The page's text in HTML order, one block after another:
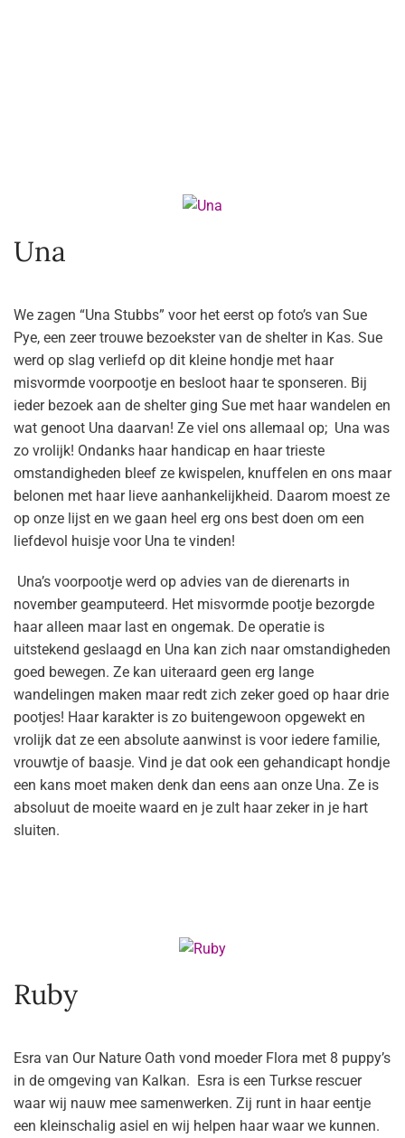
Una
We zagen “Una Stubbs” voor het eerst op foto’s van Sue
Pye, een zeer trouwe bezoekster van de shelter in Kas. Sue
werd op slag verliefd op dit kleine hondje met haar
misvormde voorpootje en besloot haar te sponseren. Bij
ieder bezoek aan de shelter ging Sue met haar wandelen en
wat genoot Una daarvan! Ze viel ons allemaal op; Una was
zo vrolijk! Ondanks haar handicap en haar trieste
omstandigheden bleef ze kwispelen, knuffelen en ons maar
belonen met haar lieve aanhankelijkheid. Daarom moest ze
op onze lijst en we gaan heel erg ons best doen om een
liefdevol huisje voor Una te vinden!
Una’s voorpootje werd op advies van de dierenarts in
november geamputeerd. Het misvormde pootje bezorgde
haar alleen maar last en ongemak. De operatie is
uitstekend geslaagd en Una kan zich naar omstandigheden
goed bewegen. Ze kan uiteraard geen erg lange
wandelingen maken maar redt zich zeker goed op haar drie
pootjes! Haar karakter is zo buitengewoon opgewekt en
vrolijk dat ze een absolute aanwinst is voor iedere familie,
vrouwtje of baasje. Vind je dat ook een gehandicapt hondje
een kans moet maken denk dan eens aan onze Una. Ze is
absoluut de moeite waard en je zult haar zeker in je hart
sluiten.
Ruby
Esra van Our Nature Oath vond moeder Flora met 8 puppy’s
in de omgeving van Kalkan. Esra is een Turkse rescuer
waar wij nauw mee samenwerken. Zij runt in haar eentje
een kleinschalig asiel en wij helpen haar waar we kunnen.